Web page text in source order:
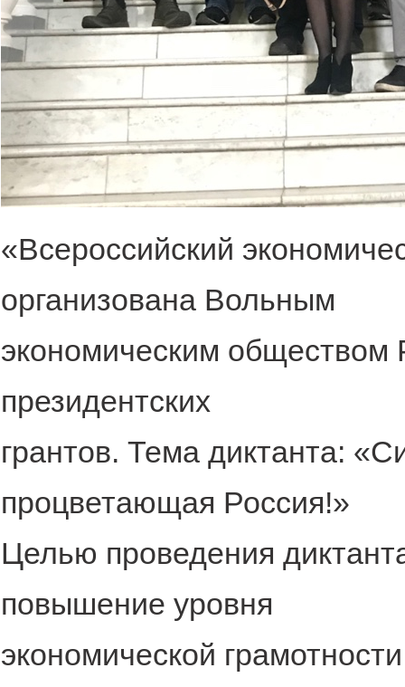
«Всероссийский
организована Вольным
экономическим
президентских
грантов. Тема диктанта:
процветающая Россия!»
Целью проведения
повышение уровня
экономической